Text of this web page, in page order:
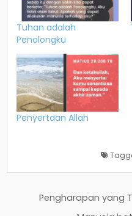
Tuhan adalah
Penolongku
Penyertaan Allah
PostPengharapan yang